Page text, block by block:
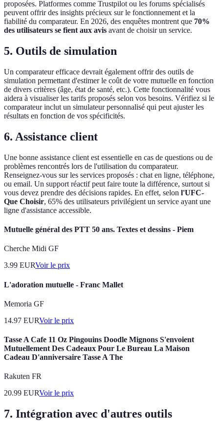
proposées. Platformes comme Trustpilot ou les forums spécialisés
peuvent offrir des insights précieux sur le fonctionnement et la
fiabilité du comparateur. En 2026, des enquêtes montrent que 70%
des utilisateurs se fient aux avis avant de choisir un service.
5. Outils de simulation
Un comparateur efficace devrait également offrir des outils de
simulation permettant d'estimer le coût de votre mutuelle en fonction
de divers critères (âge, état de santé, etc.). Cette fonctionnalité vous
aidera à visualiser les tarifs proposés selon vos besoins. Vérifiez si le
comparateur inclut un simulateur personnalisé qui peut ajuster les
résultats en fonction de vos spécificités.
6. Assistance client
Une bonne assistance client est essentielle en cas de questions ou de
problèmes rencontrés lors de l'utilisation du comparateur.
Renseignez-vous sur les services proposés : chat en ligne, téléphone,
ou email. Un support réactif peut faire toute la différence, surtout si
vous devez prendre des décisions rapides. En effet, selon l'UFC-
Que Choisir, 65% des utilisateurs privilégient un service ayant une
ligne d'assistance accessible.
Mutuelle général des PTT 50 ans. Textes et dessins - Piem
Cherche Midi GF
3.99 EURVoir le prix
L'adoration mutuelle - Franc Mallet
Memoria GF
14.97 EURVoir le prix
Tasse A Cafe 11 Oz Pingouins Doodle Mignons S'envoient
Mutuellement Des Cadeaux Pour Le Bureau La Maison
Cadeau D'anniversaire Tasse A The
Rakuten FR
20.99 EURVoir le prix
7. Intégration avec d'autres outils